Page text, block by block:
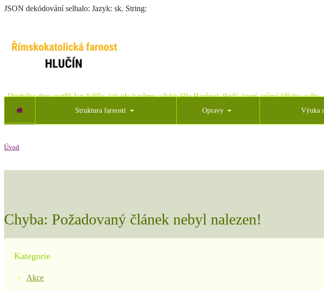
JSON dekódování selhalo: Jazyk: sk. String:
„Druhého dne spatřil Jan Ježíše, jak jde k němu a řekl: Hle Beránek Boží, který snímá hříchy
Struktura farnosti Opravy Výuka
Úvod
Chyba: Požadovaný článek nebyl nalezen!
Kategorie
Akce